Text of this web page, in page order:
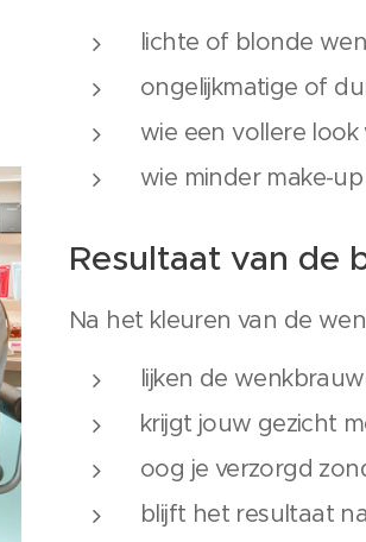
lichte of blonde
ongelijkmatige of
wie een vollere look
wie minder make-
Resultaat van de
Na het kleuren van de
lijken de
krijgt jouw gezicht
oog je verzorgd
blijft het resultaat